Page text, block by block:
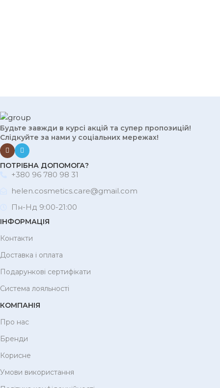
Будьте завжди в курсі акцій та супер пропозицій!
Слідкуйте за нами у соціальних мережах!
ПОТРІБНА ДОПОМОГА?
+380 96 780 98 31
helen.cosmetics.care@gmail.com
Пн-Нд 9:00-21:00
ІНФОРМАЦІЯ
Контакти
Доставка і оплата
Подарункові сертифікати
Система лояльності
КОМПАНІЯ
Про нас
Бренди
Корисне
Умови використання